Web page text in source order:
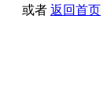
或者 返回首页